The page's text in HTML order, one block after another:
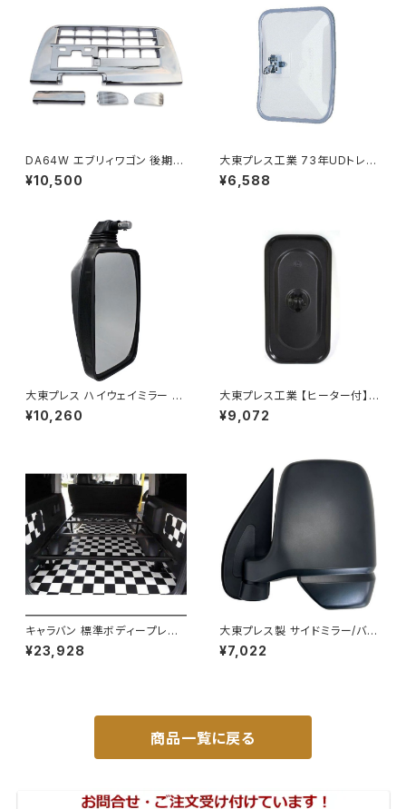
DA64W エブリィワゴン 後期型
平成22年5月～ フロント バンパ
ー メッキ グリル セット PZター
¥10,500
大東プレス工業 73年UDトレー
ラーミラーL013 （P付） DI-52
¥6,588
大東プレス ハイウェイミラー R1
¥10,260
大東プレス工業 【ヒーター付】サ
イドミラー/バックミラーJ08 DI
-7BZ
¥9,072
キャラバン 標準ボディープレミ
アムＧＸ/ＧＸライダ～用ベッドキ
ットフレーム GZ100-1
¥23,928
大東プレス製 サイドミラー/バッ
クミラー左 (助手席側) アクティ
トラック HA6 HA7 DI-650
¥7,022
商品一覧に戻る